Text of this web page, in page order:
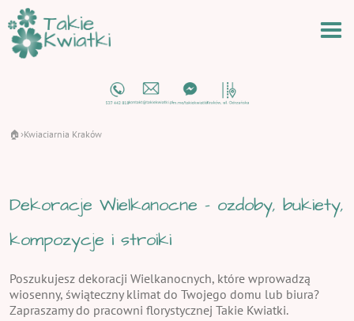
🏠 ›Kwiaciarnia Kraków
Dekoracje Wielkanocne - ozdoby, bukiety,
kompozycje i stroiki
Poszukujesz dekoracji Wielkanocnych, które wprowadzą
wiosenny, świąteczny klimat do Twojego domu lub biura?
Zapraszamy do pracowni florystycznej Takie Kwiatki.